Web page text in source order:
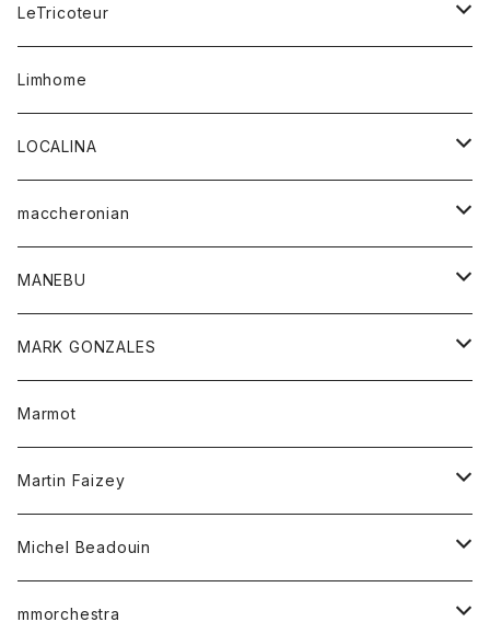
バンダナ
タンクトップ
Tシャツ
ベスト
ポロシャツ
ロングスリーブTシャツ
セーター
チュニック
コート
シャツ
ワンピース
Tシャツ
ボトム
スカート
パンツ
レディース
アウター
カットソー
トップス
シャツ
LeTricoteur
カーディガン
Limhome
LOCALINA
ロングスリーブテーシャツ
maccheronian
靴
MANEBU
靴
MARK GONZALES
トップス
Tシャツ
Marmot
Martin Faizey
ベルト
Michel Beadouin
トップス
mmorchestra